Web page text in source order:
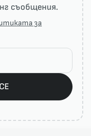
съобщения.
за